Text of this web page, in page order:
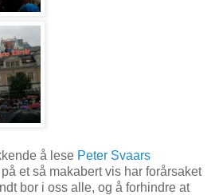
å lese Peter Svaars
på et så makabert vis har forårsaket
bor i oss alle, og å forhindre at